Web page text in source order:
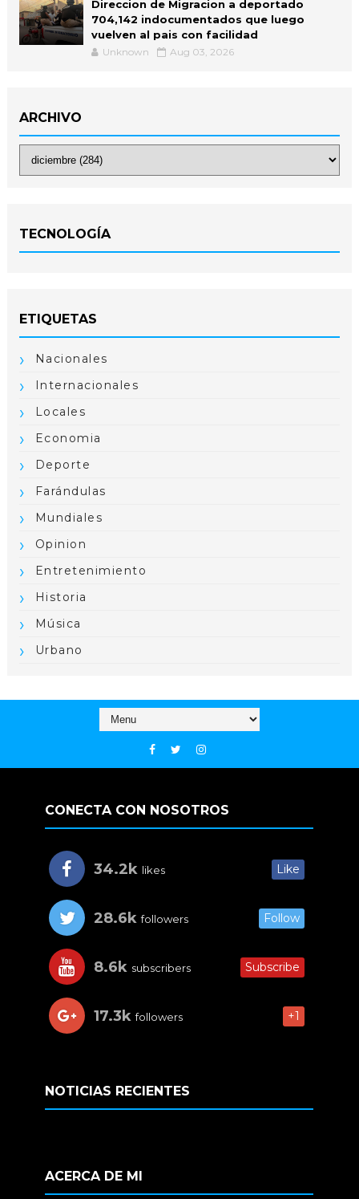
Direccion de Migracion a deportado
704,142 indocumentados que luego
vuelven al pais con facilidad
Unknown Aug 03, 2026
ARCHIVO
TECNOLOGÍA
ETIQUETAS
Nacionales
Internacionales
Locales
Economia
Deporte
Farándulas
Mundiales
Opinion
Entretenimiento
Historia
Música
Urbano
CONECTA CON NOSOTROS
34.2k likes Like
28.6k followers Follow
8.6k subscribers Subscribe
17.3k followers +1
NOTICIAS RECIENTES
ACERCA DE MI